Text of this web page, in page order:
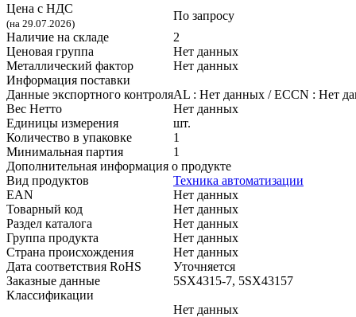
Цена с НДС
(на 29.07.2026)
По запросу
Наличие на складе
2
Ценовая группа
Нет данных
Металлический фактор
Нет данных
Информация поставки
Данные экспортного контроляAL : Нет данных / ECCN : Нет
Вес Нетто
Нет данных
Единицы измерения
шт.
Количество в упаковке
1
Минимальная партия
1
Дополнительная информация о продукте
Вид продуктов
Техника автоматизации
EAN
Нет данных
Товарный код
Нет данных
Раздел каталога
Нет данных
Группа продукта
Нет данных
Страна происхождения
Нет данных
Дата соответствия RoHS
Уточняется
Заказные данные
5SX4315-7, 5SX43157
Классификации
Нет данных